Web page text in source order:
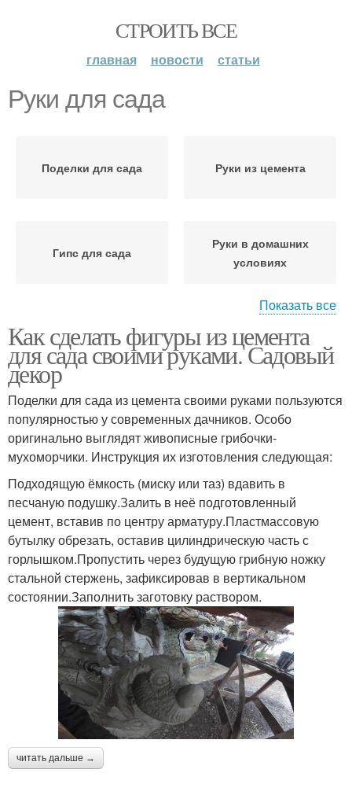
СТРОИТЬ ВСЕ
главная новости статьи
Руки для сада
Поделки для сада Руки из цемента
Гипс для сада
Руки в домашних
условиях
Гномы для сада
Показать все
Как сделать фигуры из цемента
для сада своими руками. Садовый
декор
Поделки для сада из цемента своими руками пользуются
популярностью у современных дачников. Особо
оригинально выглядят живописные грибочки-
мухоморчики. Инструкция их изготовления следующая:
Подходящую ёмкость (миску или таз) вдавить в
песчаную подушку.Залить в неё подготовленный
цемент, вставив по центру арматуру.Пластмассовую
бутылку обрезать, оставив цилиндрическую часть с
горлышком.Пропустить через будущую грибную ножку
стальной стержень, зафиксировав в вертикальном
состоянии.Заполнить заготовку раствором.
читать дальше →